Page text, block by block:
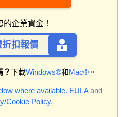
的企業資金！
扣報價
？下載Windows®和Mac®。
where available. EULAand
Cookie Policy.